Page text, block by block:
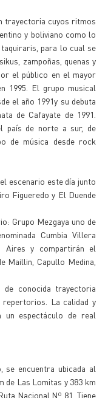
trayectoria cuyos ritmos
y boliviano como lo
para lo cual se
zampoñas, quenas y
el público en el mayor
1995. El grupo musical
el año 1991y su debuta
de Cafayate de 1991.
país de norte a sur, de
de música desde rock
escenario este día junto
Figueredo y El Duende
Grupo Mezgaya uno de
Cumbia Villera
Aires y compartirán el
Maillin, Capullo Medina,
conocida trayectoria
repertorios. La calidad y
un espectáculo de real
se encuentra ubicada al
de Las Lomitas y 383 km
Nacional Nº 81. Tiene